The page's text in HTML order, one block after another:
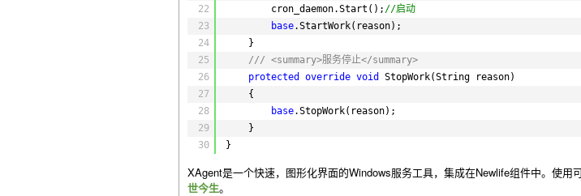
22
23
24
25
26
27
28
29
30
cron_daemon.Start(); //启动
base.StartWork(reason);
}
/// <summary>服务停止</summary>
protected
override void
StopWork(String reason)
{
base.StopWork(reason);
}
}
XAgent是一个快速，图形化界面的Windows服务工具，集成在Newlife组件中。使用
世今生。